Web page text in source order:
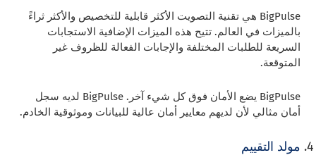
BigPulse هي تقنية التصويت الأكثر قابلية للتخصيص والأكثر ثراءً
بالميزات في العالم. تتيح هذه الميزات الإضافية الاستجابات
السريعة للطلبات المختلفة والإجابات الفعالة للظروف غير
المتوقعة.
BigPulse يضع الأمان فوق كل شيء آخر. BigPulse لديه سجل
أمان مثالي لأن لديهم معايير أمان عالية للبيانات وموثوقية الخادم.
مولد التقييم